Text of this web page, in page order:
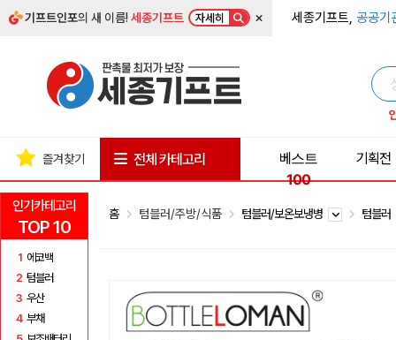
기프트인포의 새 이름!세종기프트 자세히 × 세종기프트, 공공기
인기카테고리
TOP 10
1 에코백
2 텀블러
3 우산
4 부채
즐겨찾기 전체 카테고리
베스트
100
기획전
홈 텀블러/주방/식품 텀블러/보온보냉병 텀블러